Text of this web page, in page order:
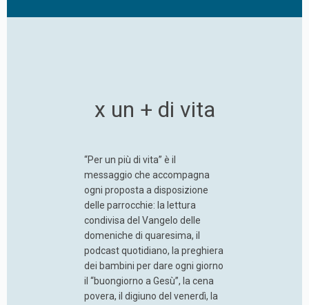
x un + di vita
“Per un più di vita” è il
messaggio che accompagna
ogni proposta a disposizione
delle parrocchie: la lettura
condivisa del Vangelo delle
domeniche di quaresima, il
podcast quotidiano, la preghiera
dei bambini per dare ogni giorno
il “buongiorno a Gesù”, la cena
povera, il digiuno del venerdì, la